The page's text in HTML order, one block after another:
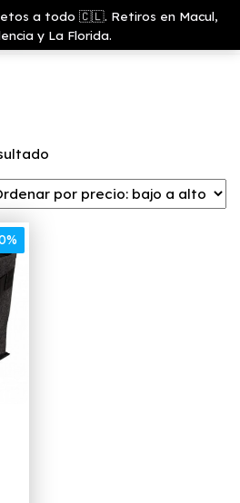
a todo 🇨🇱. Retiros en Macul,
y La Florida.
Growshop
& LED
Store